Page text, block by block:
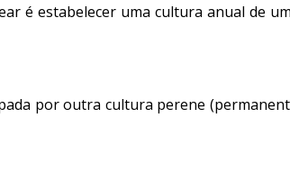
é estabelecer uma cultura anual de
por outra cultura perene